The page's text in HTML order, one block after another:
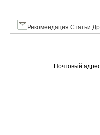
Рекомендация Статьи
Почтовый